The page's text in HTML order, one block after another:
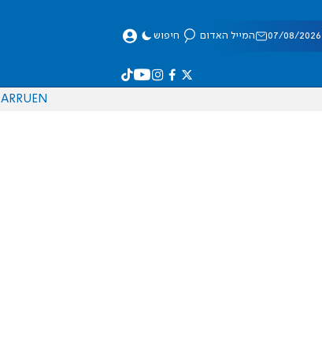
המייל האדום חיפוש
EN
RU
AR